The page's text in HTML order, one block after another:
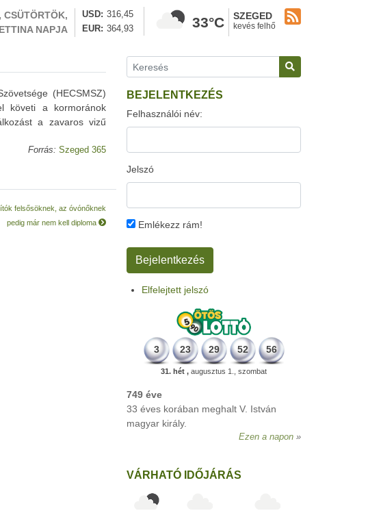
CSÜTÖRTÖK,
NAPJA
USD
316,45
EUR
364,93 33°C SZEGED
kevés felhő
(HECSMSZ)
követi a kormoránok
a zavaros vizű
Forrás: Szeged 365
felsősöknek, az óvónőknek
pedig már nem kell diploma
BEJELENTKEZÉS
Felhasználói név:
Jelszó
Emlékezz rám!
Elfelejtett jelszó
3 23 29 52 56
31. hét , augusztus 1., szombat
VÁRHATÓ IDŐJÁRÁS